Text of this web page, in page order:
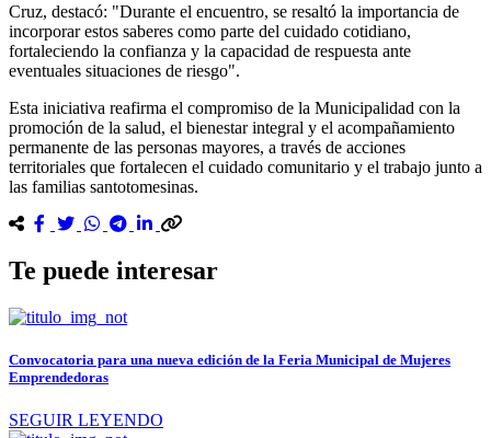
Cruz, destacó: "Durante el encuentro, se resaltó la importancia de
incorporar estos saberes como parte del cuidado cotidiano,
fortaleciendo la confianza y la capacidad de respuesta ante
eventuales situaciones de riesgo".
Esta iniciativa reafirma el compromiso de la Municipalidad con la
promoción de la salud, el bienestar integral y el acompañamiento
permanente de las personas mayores, a través de acciones
territoriales que fortalecen el cuidado comunitario y el trabajo junto a
las familias santotomesinas.
Te puede interesar
Convocatoria para una nueva edición de la Feria Municipal de Mujeres
Emprendedoras
SEGUIR LEYENDO